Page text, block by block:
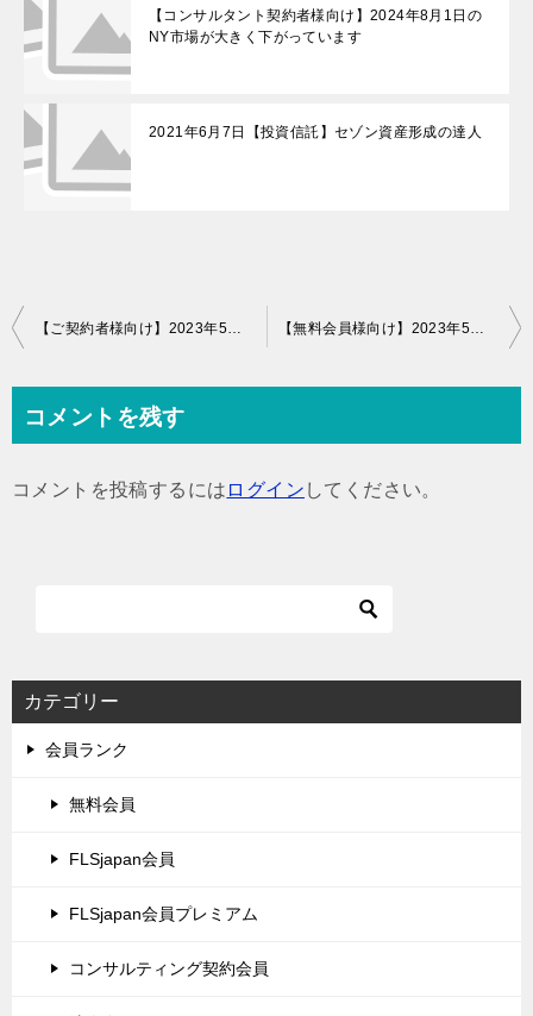
【コンサルタント契約者様向け】2024年8月1日の
NY市場が大きく下がっています
2021年6月7日【投資信託】セゾン資産形成の達人
投
ビ
【ご契約者様向け】2023年5月12日個別株の購入方法 【無料会員様向け】2023年5月29日 5月の株主優待情報
コメントを残す
コメントを投稿するには ログイン してください。
カテゴリー
会員ランク
無料会員
FLSjapan会員
FLSjapan会員プレミアム
コンサルティング契約会員